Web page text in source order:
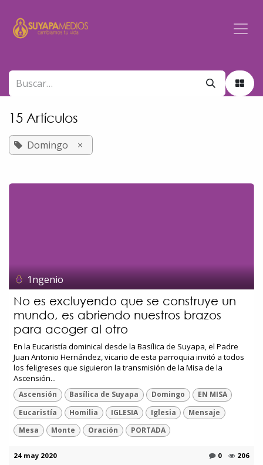
15 Artículos
Domingo ×
1ngenio
No es excluyendo que se construye un
mundo, es abriendo nuestros brazos
para acoger al otro
En la Eucaristía dominical desde la Basílica de Suyapa, el Padre
Juan Antonio Hernández, vicario de esta parroquia invitó a todos
los feligreses que siguieron la transmisión de la Misa de la
Ascensión...
Ascensión Basílica de Suyapa Domingo
EN MISA
Eucaristía
Homilia IGLESIA Iglesia
Mensaje
Mesa
Monte Oración PORTADA
24 may 2020 0 206